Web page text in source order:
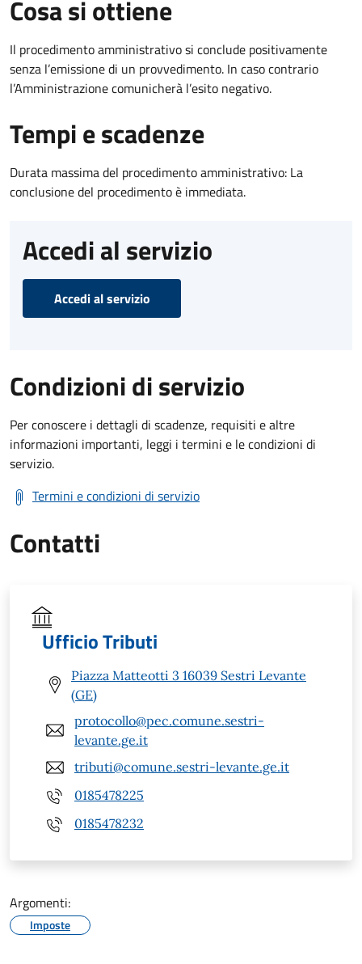
Cosa si ottiene
Il procedimento amministrativo si conclude positivamente
senza l’emissione di un provvedimento. In caso contrario
l’Amministrazione comunicherà l’esito negativo.
Tempi e scadenze
Durata massima del procedimento amministrativo: La
conclusione del procedimento è immediata.
Accedi al servizio
Accedi al servizio
Condizioni di servizio
Per conoscere i dettagli di scadenze, requisiti e altre
informazioni importanti, leggi i termini e le condizioni di
servizio.
Termini e condizioni di servizio
Contatti
Ufficio Tributi
Piazza Matteotti 3 16039 Sestri Levante
(GE)
protocollo@pec.comune.sestri-
levante.ge.it
tributi@comune.sestri-levante.ge.it
0185478225
0185478232
Argomenti:
Imposte